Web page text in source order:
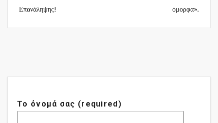
Επανάληψης!
όμορφα».
Το όνομά σας (required)